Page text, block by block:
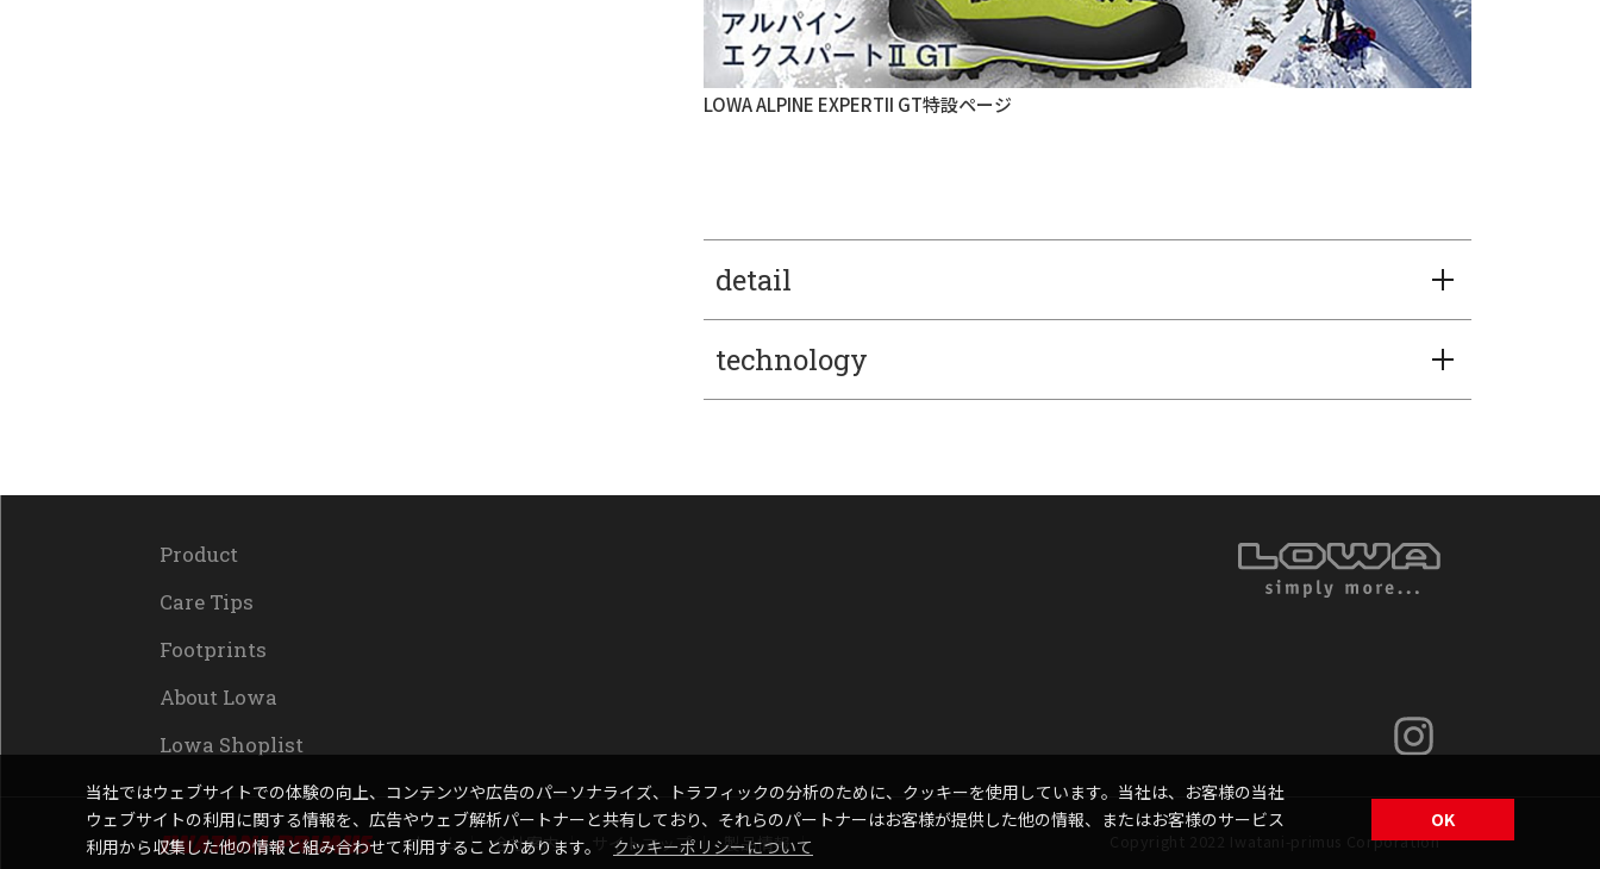
LOWA ALPINE EXPERTII GT特設ページ
detail
technology
Product
Care Tips
Footprints
About Lowa
Lowa Shoplist
ホーム 会社案内 サイトマップ 製品情報 Copyright 2022 Iwatani-primus Corporation
当社ではウェブサイトでの体験の向上、コンテンツや広告のパーソナライズ、トラフィックの分析のために、クッキーを使用しています。当社は、お客様の当社
ウェブサイトの利用に関する情報を、広告やウェブ解析パートナーと共有しており、それらのパートナーはお客様が提供した他の情報、またはお客様のサービス
利用から収集した他の情報と組み合わせて利用することがあります。
クッキーポリシーについて
OK